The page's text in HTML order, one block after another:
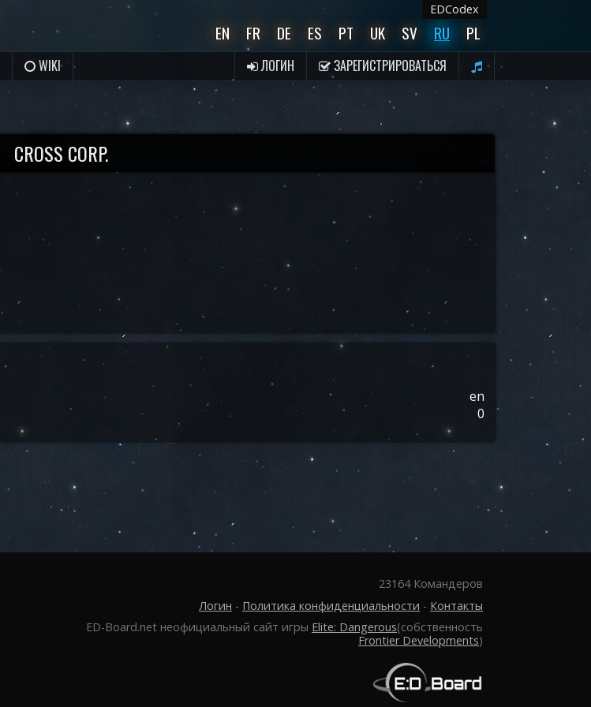
EDCodex
EN FR DE ES PT UK SV RU PL
WIKI ЛОГИН ЗАРЕГИСТРИРОВАТЬСЯ
CROSS CORP.
en
0
23164 Командеров
Логин - Политика конфиденциальности - Контакты
ED-Board.net неофициальный сайт игры Elite: Dangerous(собственность
Frontier Developments)